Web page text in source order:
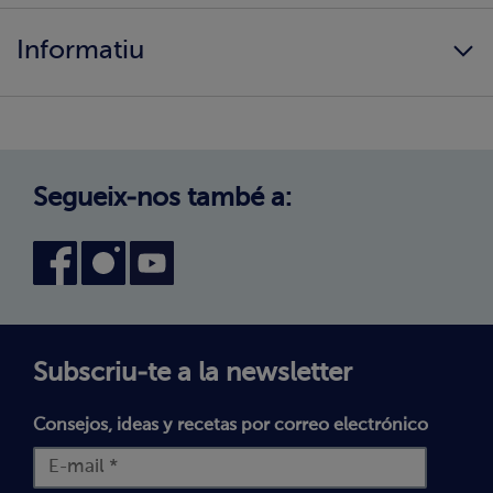
Els nostres valors
Informatiu
Declaració d'accessibilitat
Política de Galetes
Segueix-nos també a:
Subscriu-te a la newsletter
Consejos, ideas y recetas por correo electrónico